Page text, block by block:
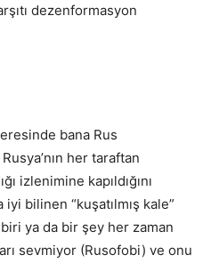
dezenformasyon
bana Rus
her taraftan
izlenimine kapıldığını
bilinen “kuşatılmış kale”
ya da bir şey her zaman
sevmiyor (Rusofobi) ve onu